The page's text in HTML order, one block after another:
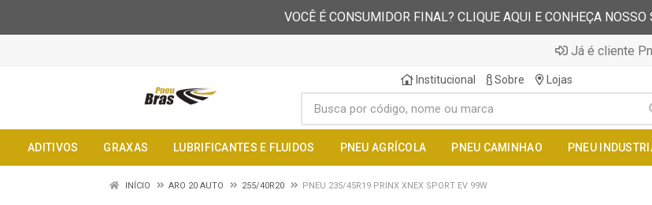
VOCÊ É CONSUMIDOR FINAL? CLIQUE AQUI E CONHEÇA NOSSO
Já é cliente
Institucional Sobre Lojas
ADITIVOS GRAXAS LUBRIFICANTES E FLUIDOS PNEU AGRÍCOLA PNEU CAMINHAO PNEU
INÍCIO ARO 20 AUTO 255/40R20 PNEU 235/45R19 PRINX XNEX SPORT EV 99W